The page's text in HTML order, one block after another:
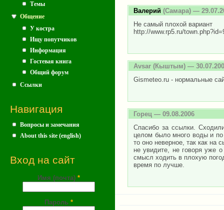
Темы
Общение
У костра
Ищу попутчиков
Информация
Гостевая книга
Общий форум
Ссылки
Навигация
Вопросы и замечания
About this site (english)
Вход на сайт
Имя (почта) *
Пароль *
Валерий (Самара) —
Не самый плохой вариант
http://www.rp5.ru/
Avsar (Кыштым) —
Gismeteo.ru - нормальные
Горец — 09.08.2006
Спасибо за ссылки.
целом было много воды и по
то оно неверное, так как на
не увидите, не говоря уже
смысл ходить в плохую
время по лучше.